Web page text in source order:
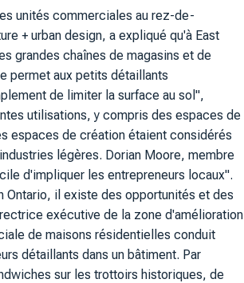
unités commerciales au rez-de-
+ urban design, a expliqué qu'à East
grandes chaînes de magasins et de
permet aux petits détaillants
de limiter la surface au sol",
utilisations, y compris des espaces de
espaces de création étaient considérés
légères. Dorian Moore, membre
d'impliquer les entrepreneurs locaux".
il existe des opportunités et des
exécutive de la zone d'amélioration
de maisons résidentielles conduit
détaillants dans un bâtiment. Par
sur les trottoirs historiques, de